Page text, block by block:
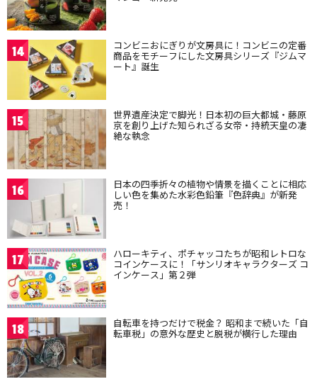
14 コンビニおにぎりが文房具に！コンビニの定番
商品をモチーフにした文房具シリーズ『ジムマ
ート』誕生
15 世界遺産決定で脚光！日本初の巨大都城・藤原
京を創り上げた知られざる女帝・持統天皇の凄
絶な執念
16 日本の四季折々の植物や情景を描くことに相応
しい色を集めた水彩色鉛筆『色辞典』が新発
売！
17 ハローキティ、ポチャッコたちが昭和レトロな
コインケースに！「サンリオキャラクターズ コ
インケース」第２弾
18 自転車を持つだけで税金？ 昭和まで続いた「自
転車税」の意外な歴史と脱税が横行した理由